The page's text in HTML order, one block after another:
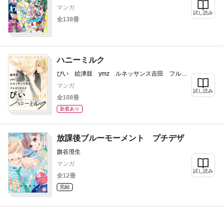
子 藤あさひ 井上霞 ばったん 有賀リエ
ト KUJIRA 和田こま 渡辺あゆ 磯谷友紀
マンガ
全138冊
試し読み
ハニーミルク
ぴい 絵津鼓 ymz ルネッサンス吉田 フルカ
ワタスク
マンガ
全108冊
新着あり
試し読み
放課後ブルーモーメント プチデザ
旗谷澄生
マンガ
全12冊
完結
試し読み